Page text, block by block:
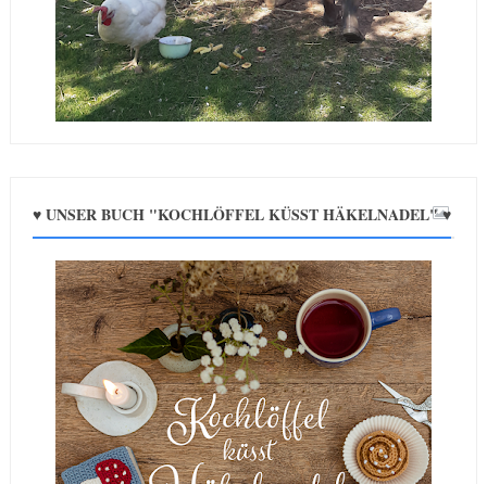
♥ UNSER BUCH "KOCHLÖFFEL KÜSST HÄKELNADEL" ♥